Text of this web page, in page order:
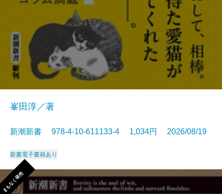
峯田淳／著
新潮新書 978-4-10-611133-4 1,034円 2026/08/19
新書電子書籍あり
まもなく発売